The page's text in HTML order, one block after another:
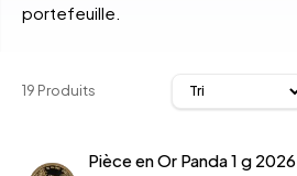
portefeuille.
19 Produits
Pièce en Or Panda 1 g 2026